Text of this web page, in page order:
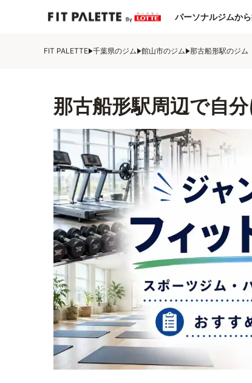
パーソナルジムか
FIT PALETTE 千葉県のジム 館山市のジム 那古船形駅のジム
那古船形駅周辺で自